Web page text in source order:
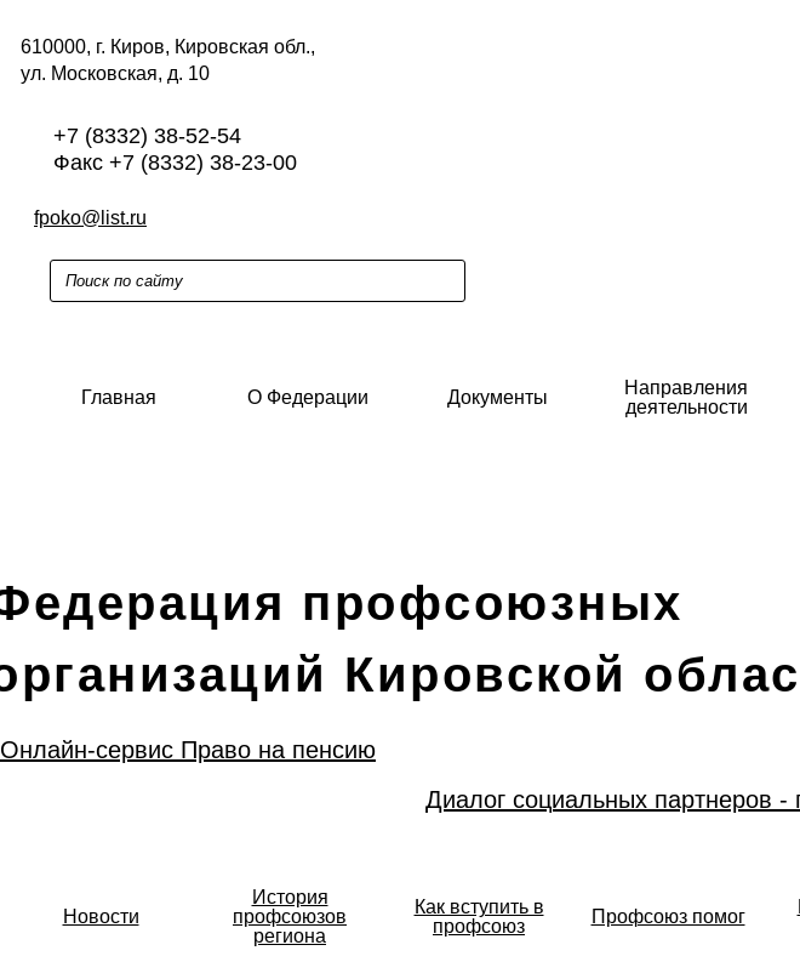
610000, г. Киров, Кировская обл.,
ул. Московская, д. 10
+7 (8332) 38-52-54
Факс +7 (8332) 38-23-00
fpoko@list.ru
Главная О Федерации Документы
Направления
деятельности
профсоюзных
Кировской
Онлайн-сервис Право на пенсию
Диалог социальных партнеров -
Новости
История
профсоюзов
региона
Как вступить в
профсоюз
Профсоюз помог